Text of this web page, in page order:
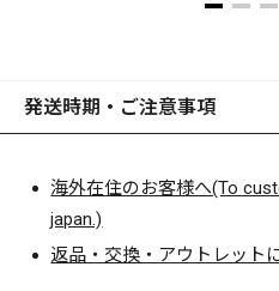
ＥＸＣＬＵＳＩＶＥティップ
アングルパフォーマンスを発
ジニアリングが可能とする、
グをお楽しみください。
発送時期・ご注意事項
海外在住のお客様へ(To
japan.)
返品・交換・アウトレット